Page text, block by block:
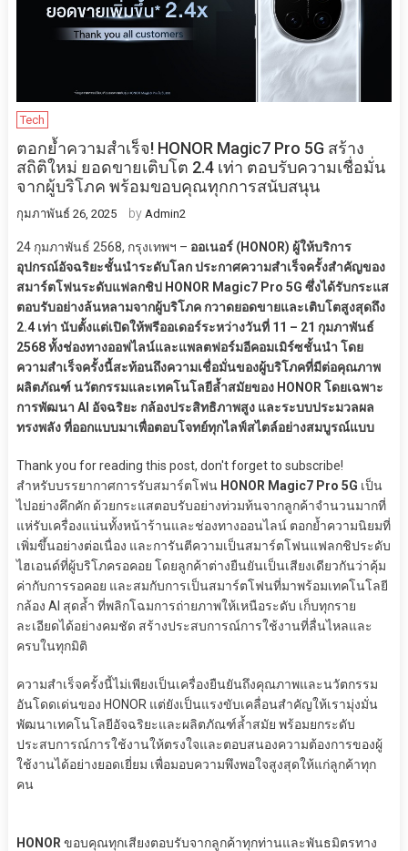
Tech
ตอกย้ำความสำเร็จ! HONOR Magic7 Pro 5G สร้าง
สถิติใหม่ ยอดขายเติบโต 2.4 เท่า ตอบรับความเชื่อมั่น
จากผู้บริโภค พร้อมขอบคุณทุกการสนับสนุน
กุมภาพันธ์ 26, 2025 by Admin2
24 กุมภาพันธ์ 2568, กรุงเทพฯ – ออเนอร์ (HONOR) ผู้ให้บริการ
อุปกรณ์อัจฉริยะชั้นนำระดับโลก ประกาศความสำเร็จครั้งสำคัญของ
สมาร์ตโฟนระดับแฟลกชิป HONOR Magic7 Pro 5G ซึ่งได้รับกระแส
ตอบรับอย่างล้นหลามจากผู้บริโภค กวาดยอดขายและเติบโตสูงสุดถึง
2.4 เท่า นับตั้งแต่เปิดให้พรีออเดอร์ระหว่างวันที่ 11 – 21 กุมภาพันธ์
2568 ทั้งช่องทางออฟไลน์และแพลตฟอร์มอีคอมเมิร์ซชั้นนำ โดย
ความสำเร็จครั้งนี้สะท้อนถึงความเชื่อมั่นของผู้บริโภคที่มีต่อคุณภาพ
ผลิตภัณฑ์ นวัตกรรมและเทคโนโลยีล้ำสมัยของ HONOR โดยเฉพาะ
การพัฒนา AI อัจฉริยะ กล้องประสิทธิภาพสูง และระบบประมวลผล
ทรงพลัง ที่ออกแบบมาเพื่อตอบโจทย์ทุกไลฟ์สไตล์อย่างสมบูรณ์แบบ
Thank you for reading this post, don't forget to subscribe!
สำหรับบรรยากาศการรับสมาร์ตโฟนHONOR Magic7 Pro 5G เป็น
ไปอย่างคึกคัก ด้วยกระแสตอบรับอย่างท่วมท้นจากลูกค้าจำนวนมากที่
แห่รับเครื่องแน่นทั้งหน้าร้านและช่องทางออนไลน์ ตอกย้ำความนิยมที่
เพิ่มขึ้นอย่างต่อเนื่อง และการันตีความเป็นสมาร์ตโฟนแฟลกชิประดับ
ไฮเอนด์ที่ผู้บริโภครอคอย โดยลูกค้าต่างยืนยันเป็นเสียงเดียวกันว่าคุ้ม
ค่ากับการรอคอย และสมกับการเป็นสมาร์ตโฟนที่มาพร้อมเทคโนโลยี
กล้อง AI สุดล้ำ ที่พลิกโฉมการถ่ายภาพให้เหนือระดับ เก็บทุกราย
ละเอียดได้อย่างคมชัด สร้างประสบการณ์การใช้งานที่ลื่นไหลและ
ครบในทุกมิติ
ความสำเร็จครั้งนี้ไม่เพียงเป็นเครื่องยืนยันถึงคุณภาพและนวัตกรรม
อันโดดเด่นของ HONOR แต่ยังเป็นแรงขับเคลื่อนสำคัญให้เรามุ่งมั่น
พัฒนาเทคโนโลยีอัจฉริยะและผลิตภัณฑ์ล้ำสมัย พร้อมยกระดับ
ประสบการณ์การใช้งานให้ตรงใจและตอบสนองความต้องการของผู้
ใช้งานได้อย่างยอดเยี่ยม เพื่อมอบความพึงพอใจสูงสุดให้แก่ลูกค้าทุก
คน
HONOR ขอบคุณทุกเสียงตอบรับจากลูกค้าทุกท่านและพันธมิตรทาง